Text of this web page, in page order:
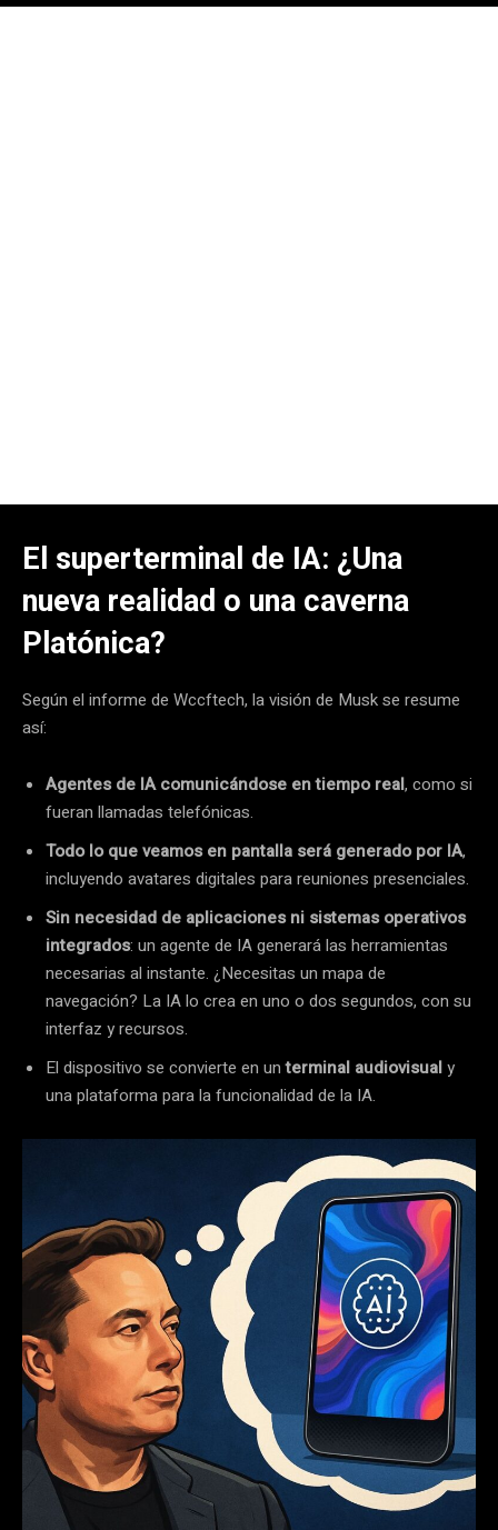
El superterminal de IA: ¿Una
nueva realidad o una caverna
Platónica?
Según el informe de Wccftech, la visión de Musk se resume
así:
Agentes de IA comunicándose en tiempo real, como si
fueran llamadas telefónicas.
Todo lo que veamos en pantalla será generado por IA,
incluyendo avatares digitales para reuniones presenciales.
Sin necesidad de aplicaciones ni sistemas operativos
integrados: un agente de IA generará las herramientas
necesarias al instante. ¿Necesitas un mapa de
navegación? La IA lo crea en uno o dos segundos, con su
interfaz y recursos.
El dispositivo se convierte en unterminal audiovisualy
una plataforma para la funcionalidad de la IA.